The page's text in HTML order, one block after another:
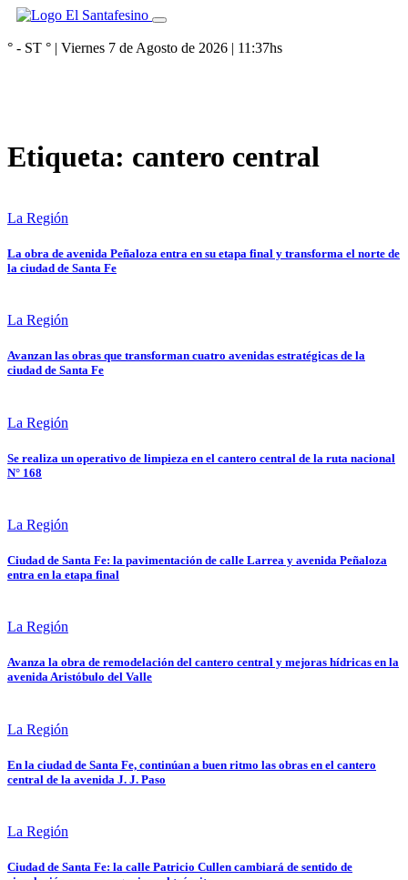
° - ST ° | Viernes 7 de Agosto de 2026 | 11:37hs
Etiqueta: cantero central
La Región
La obra de avenida Peñaloza entra en su etapa final y transforma el norte de
la ciudad de Santa Fe
La Región
Avanzan las obras que transforman cuatro avenidas estratégicas de la
ciudad de Santa Fe
La Región
Se realiza un operativo de limpieza en el cantero central de la ruta nacional
N° 168
La Región
Ciudad de Santa Fe: la pavimentación de calle Larrea y avenida Peñaloza
entra en la etapa final
La Región
Avanza la obra de remodelación del cantero central y mejoras hídricas en la
avenida Aristóbulo del Valle
La Región
En la ciudad de Santa Fe, continúan a buen ritmo las obras en el cantero
central de la avenida J. J. Paso
La Región
Ciudad de Santa Fe: la calle Patricio Cullen cambiará de sentido de